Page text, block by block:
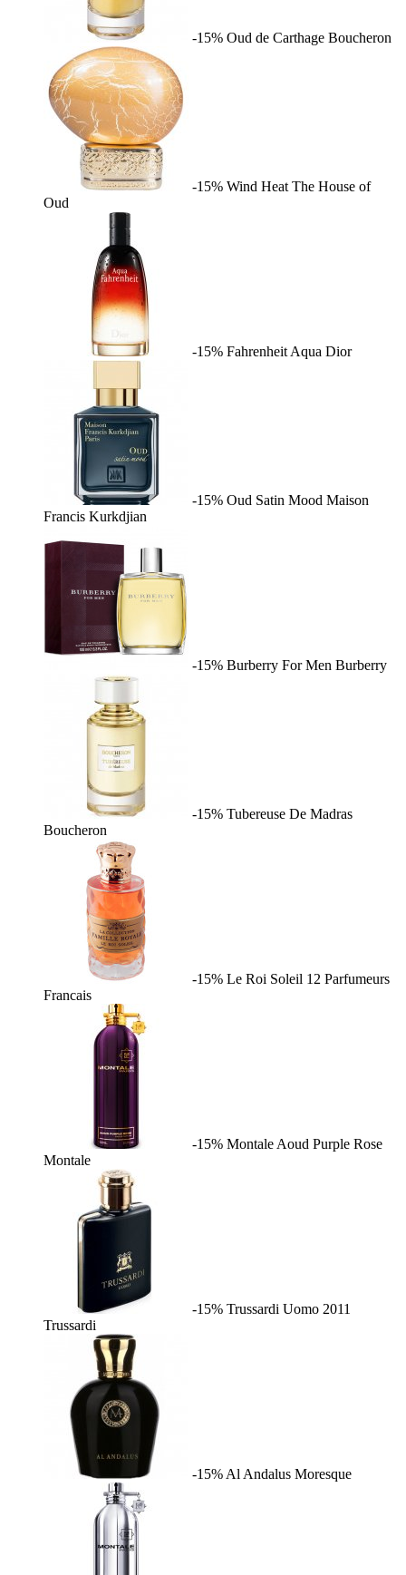
-15% Oud de Carthage Boucheron
-15% Wind Heat The House of
Oud
-15% Fahrenheit Aqua Dior
-15% Oud Satin Mood Maison
Francis Kurkdjian
-15% Burberry For Men Burberry
-15% Tubereuse De Madras
Boucheron
-15% Le Roi Soleil 12 Parfumeurs
Francais
-15% Montale Aoud Purple Rose
Montale
-15% Trussardi Uomo 2011
Trussardi
-15% Al Andalus Moresque